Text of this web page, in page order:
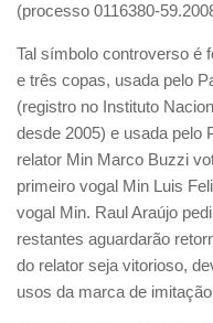
(processo 0116380-
Tal símbolo controverso é
e três copas, usada pelo
(registro no Instituto
desde 2005) e usada pelo
relator Min Marco Buzzi
primeiro vogal Min Luis
vogal Min. Raul Araújo
restantes aguardarão
do relator seja vitorioso,
usos da marca de